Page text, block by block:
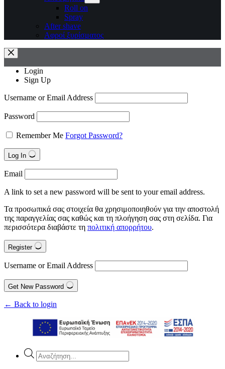
Roll on
Spray
After shave
Αφροί ξυρίσματος
Login
Sign Up
Username or Email Address
Password
Remember Me Forgot Password?
Log In
Email
A link to set a new password will be sent to your email address.
Τα προσωπικά σας στοιχεία θα χρησιμοποιηθούν για την αποστολή
της παραγγελίας σας καθώς και τη πλοήγηση σας στη σελίδα. Για
περισσότερα διαβάστε τη πολιτική απορρήτου.
Register
Username or Email Address
Get New Password
← Back to login
Products
search